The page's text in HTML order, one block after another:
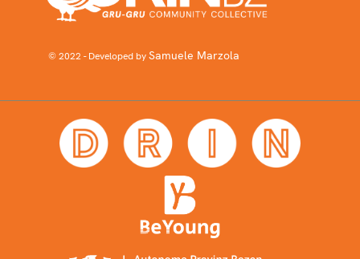
© 2022 - Developed bySamuele Marzola